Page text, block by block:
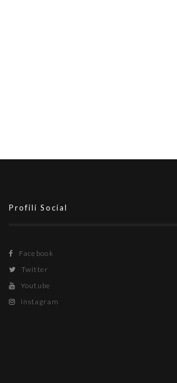
Profili Social
Facebook
Twitter
Youtube
Instagram